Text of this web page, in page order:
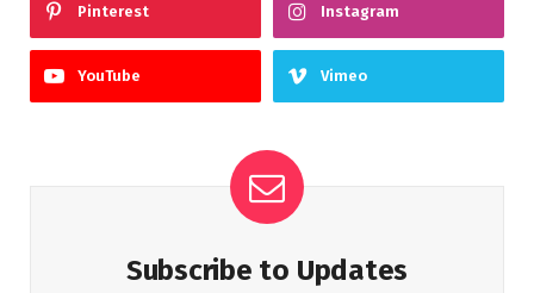
Pinterest Instagram
YouTube Vimeo
Subscribe to Updates